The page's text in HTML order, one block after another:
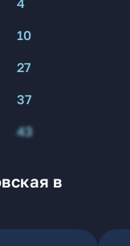
4
10
27
37
43
в